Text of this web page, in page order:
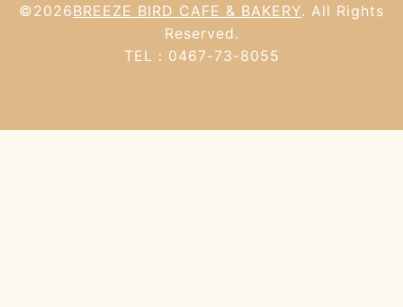
©2026BREEZE BIRD CAFE & BAKERY. All Rights
Reserved.
TEL：0467-73-8055